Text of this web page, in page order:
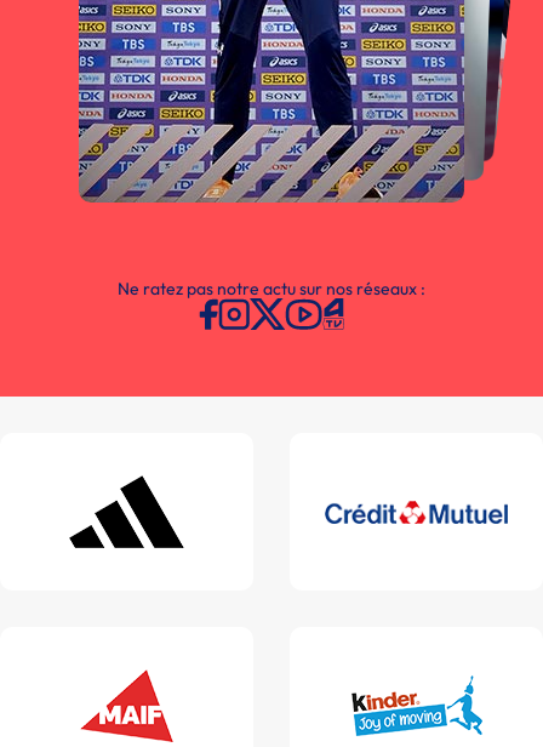
Ne ratez pas notre actu sur nos réseaux :